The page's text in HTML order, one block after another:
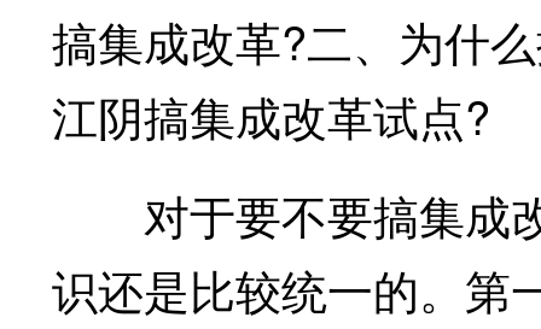
搞集成改革?二、为什
江阴搞集成改革试点?
对于要不要搞集成
识还是比较统一的。第